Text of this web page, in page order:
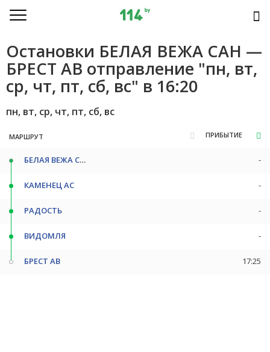
Остановки БЕЛАЯ ВЕЖА САН —
БРЕСТ АВ отправление "пн, вт,
ср, чт, пт, сб, вс" в 16:20
пн, вт, ср, чт, пт, сб, вс
МАРШРУТ ПРИБЫТИЕ
БЕЛАЯ ВЕЖА САН -
КАМЕНЕЦ АС -
РАДОСТЬ -
ВИДОМЛЯ -
БРЕСТ АВ 17:25